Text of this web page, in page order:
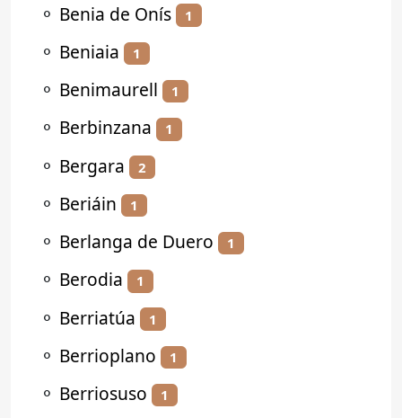
⚬ Benia de Onís 1
⚬ Beniaia 1
⚬ Benimaurell 1
⚬ Berbinzana 1
⚬ Bergara 2
⚬ Beriáin 1
⚬ Berlanga de Duero 1
⚬ Berodia 1
⚬ Berriatúa 1
⚬ Berrioplano 1
⚬ Berriosuso 1